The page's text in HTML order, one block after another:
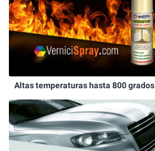
Altas temperaturas hasta 800 grados